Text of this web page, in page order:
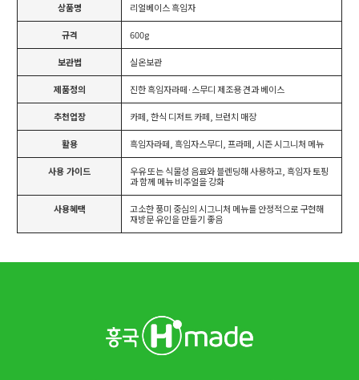
상품명 리얼베이스 흑임자
규격 600g
보관법 실온보관
제품정의 진한 흑임자라떼·스무디 제조용 견과 베이스
추천업장 카페, 한식 디저트 카페, 브런치 매장
활용 흑임자라떼, 흑임자스무디, 프라페, 시즌 시그니처 메뉴
사용 가이드
우유 또는 식물성 음료와 블렌딩해 사용하고, 흑임자 토핑
과 함께 메뉴 비주얼을 강화
사용혜택
고소한 풍미 중심의 시그니처 메뉴를 안정적으로 구현해
재방문 유인을 만들기 좋음